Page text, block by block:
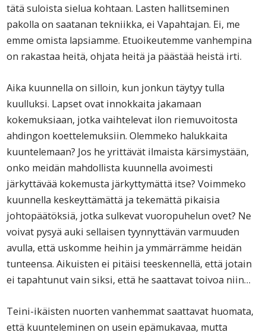
tätä suloista sielua kohtaan. Lasten hallitseminen
pakolla on saatanan tekniikka, ei Vapahtajan. Ei, me
emme omista lapsiamme. Etuoikeutemme vanhempina
on rakastaa heitä, ohjata heitä ja päästää heistä irti.
Aika kuunnella on silloin, kun jonkun täytyy tulla
kuulluksi. Lapset ovat innokkaita jakamaan
kokemuksiaan, jotka vaihtelevat ilon riemuvoitosta
ahdingon koettelemuksiin. Olemmeko halukkaita
kuuntelemaan? Jos he yrittävät ilmaista kärsimystään,
onko meidän mahdollista kuunnella avoimesti
järkyttävää kokemusta järkyttymättä itse? Voimmeko
kuunnella keskeyttämättä ja tekemättä pikaisia
johtopäätöksiä, jotka sulkevat vuoropuhelun ovet? Ne
voivat pysyä auki sellaisen tyynnyttävän varmuuden
avulla, että uskomme heihin ja ymmärrämme heidän
tunteensa. Aikuisten ei pitäisi teeskennellä, että jotain
ei tapahtunut vain siksi, että he saattavat toivoa niin…
Teini-ikäisten nuorten vanhemmat saattavat huomata,
että kuunteleminen on usein epämukavaa, mutta